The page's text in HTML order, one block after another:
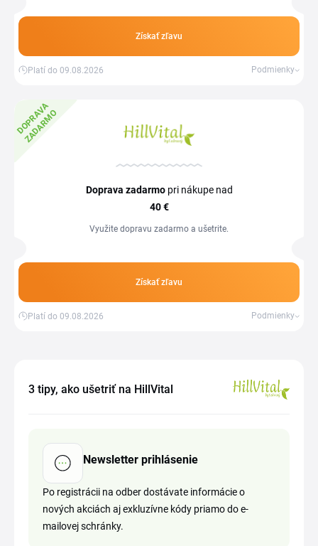
Získať zľavu
Platí do 09.08.2026 Podmienky
D
O
P
R
A
V
A
Z
A
D
A
R
M
O
Doprava zadarmopri nákupe nad
40 €
Využite dopravu zadarmo a ušetrite.
Získať zľavu
Platí do 09.08.2026 Podmienky
3 tipy, ako ušetriť na HillVital
Newsletter prihlásenie
Po registrácii na odber dostávate informácie o
nových akciách aj exkluzívne kódy priamo do e-
mailovej schránky.